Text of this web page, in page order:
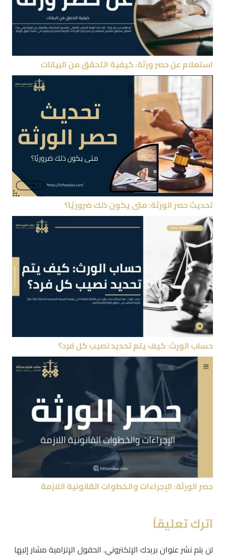
استعلام عن حصر ورثة: كيفية التحقق من البيانات
تحديث حصر الورثة: متى يكون ذلك ضروريًا؟
حساب الورث: كيف يتم تحديد نصيب كل فرد؟
حصر الورثة: الإجراءات والخطوات القانونية اللازمة
اترك تعليقاً
لن يتم نشر عنوان بريدك الإلكتروني. الحقول الإلزامية مشار إليها